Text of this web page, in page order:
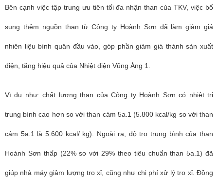
Bên cạnh việc tập trung ưu tiên tối đa nhận than của TKV, việc bổ
sung thêm nguồn than từ Công ty Hoành Sơn đã làm giảm giá
nhiên liệu bình quân đầu vào, góp phần giảm giá thành sản xuất
điện, tăng hiệu quả của Nhiệt điện Vũng Áng 1.
Vì dụ như: chất lượng than của Công ty Hoành Sơn có nhiệt trị
trung bình cao hơn so với than cám 5a.1 (5.800 kcal/kg so với than
cám 5a.1 là 5.600 kcal/ kg). Ngoài ra, độ tro trung bình của than
Hoành Sơn thấp (22% so với 29% theo tiêu chuẩn than 5a.1) đã
giúp nhà máy giảm lượng tro xỉ, cũng như chi phí xử lý tro xỉ. Đồng